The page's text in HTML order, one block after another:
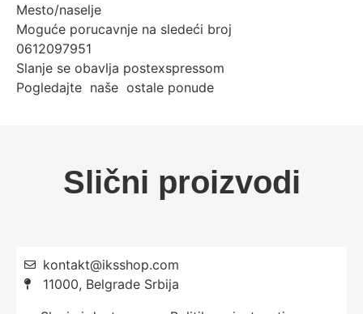
Mesto/naselje
Moguće porucavnje na sledeći broj
0612097951
Slanje se obavlja postexspressom
Pogledajte naše ostale ponude
Slični proizvodi
kontakt@iksshop.com
11000, Belgrade Srbija